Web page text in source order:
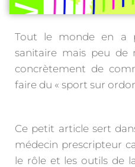
Tout le monde en a
sanitaire mais peu de
concrètement de
faire du « sport sur
Ce petit article sert
médecin prescripteur
le rôle et les outils de